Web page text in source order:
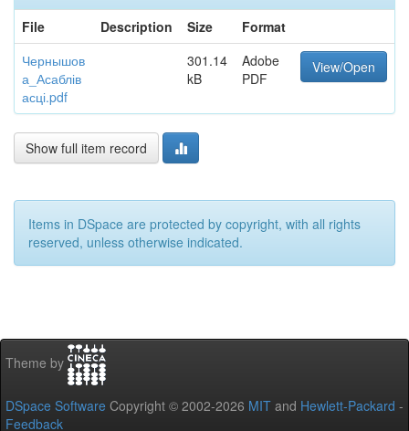
File
Description Size
Format
Чернышов
а_Асаблів
асці.pdf
301.14
kB
Adobe
PDF
View/Open
Show full item record
Items in DSpace are protected by copyright, with all rights
reserved, unless otherwise indicated.
Theme by
DSpace Software Copyright © 2002-2026 MIT and Hewlett-Packard -
Feedback